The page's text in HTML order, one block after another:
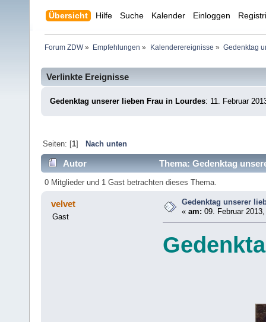
Übersicht Hilfe Suche Kalender Einloggen
Forum ZDW» Empfehlungen » Kalenderereignisse » Gedenktag
Verlinkte Ereignisse
Gedenktag unserer lieben Frau in Lourdes: 11. Februar
Seiten: [1] Nach unten
Autor Thema: Gedenktag
0 Mitglieder und 1 Gast betrachten dieses Thema.
velvet
Gast
Gedenktag unserer
«am: 09. Februar